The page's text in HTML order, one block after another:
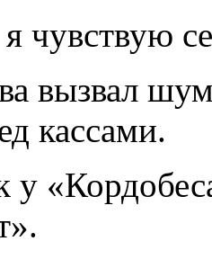
чувствую
вызвал
кассами.
у